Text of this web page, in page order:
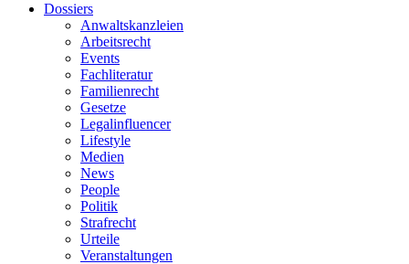
Dossiers
Anwaltskanzleien
Arbeitsrecht
Events
Fachliteratur
Familienrecht
Gesetze
Legalinfluencer
Lifestyle
Medien
News
People
Politik
Strafrecht
Urteile
Veranstaltungen